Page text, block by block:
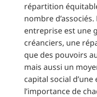
répartition
nombre
entreprise est une
créanciers, une
que des pouvoirs
mais aussi un
capital social
l’importance de